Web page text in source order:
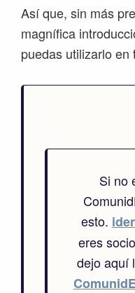
Así que, sin más
magnífica
puedas utilizarlo en
Si no
esto.
eres
dejo aquí